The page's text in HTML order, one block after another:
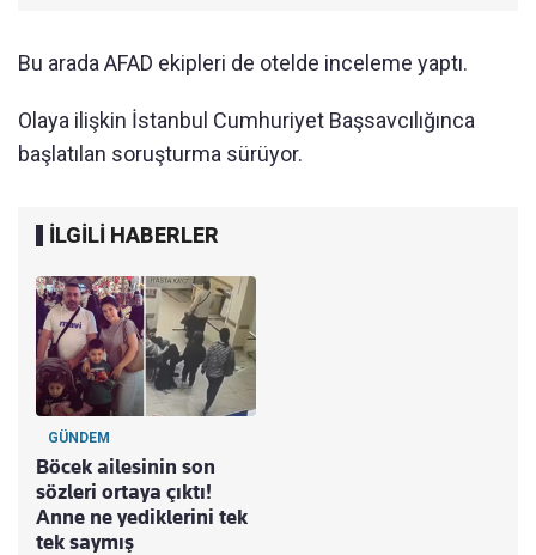
Bu arada AFAD ekipleri de otelde inceleme yaptı.
Olaya ilişkin İstanbul Cumhuriyet Başsavcılığınca
başlatılan soruşturma sürüyor.
İLGİLİ HABERLER
GÜNDEM
Böcek ailesinin son
sözleri ortaya çıktı!
Anne ne yediklerini tek
tek saymış